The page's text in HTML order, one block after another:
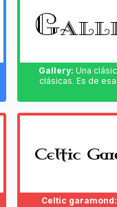
Gallery: Una
clásicas. Es de
Celtic garamond: